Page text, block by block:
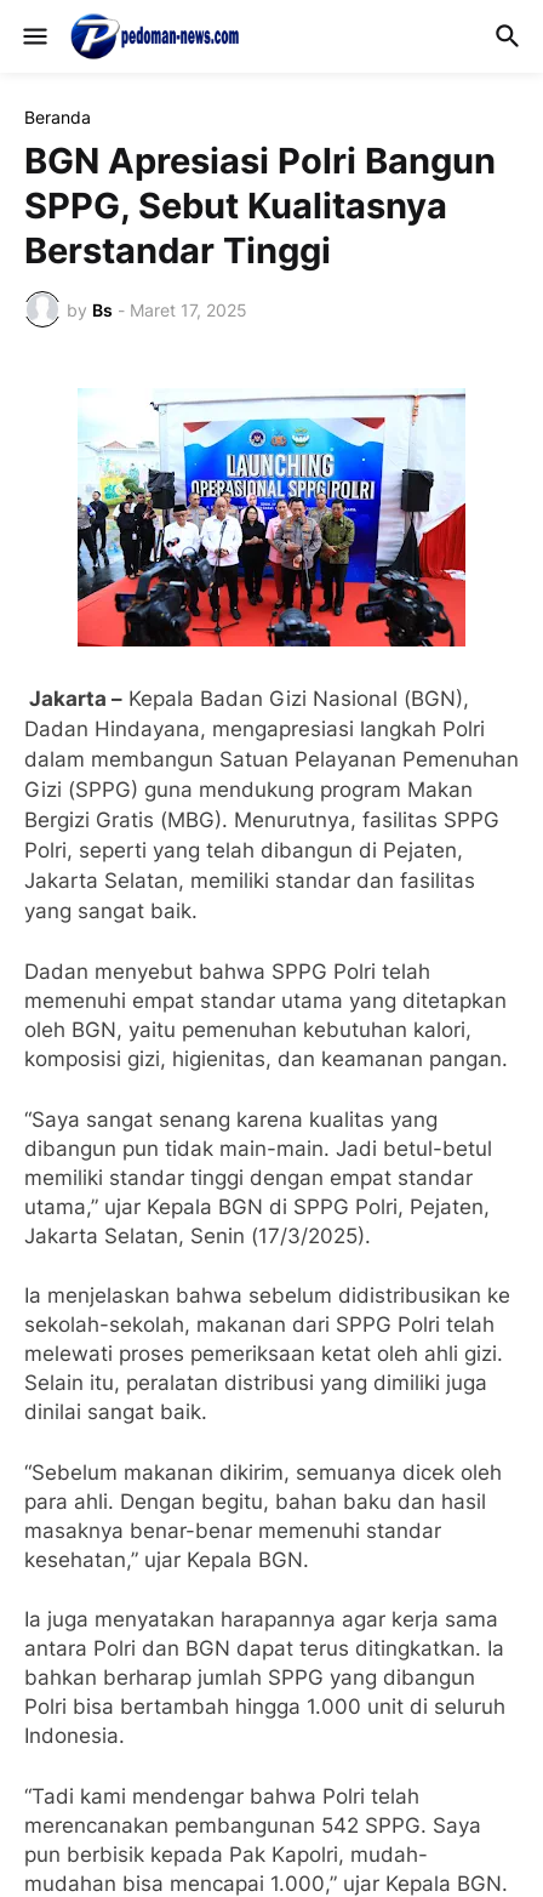
Beranda
BGN Apresiasi Polri Bangun
SPPG, Sebut Kualitasnya
Berstandar Tinggi
by Bs - Maret 17, 2025
Jakarta – Kepala Badan Gizi Nasional (BGN),
Dadan Hindayana, mengapresiasi langkah Polri
dalam membangun Satuan Pelayanan Pemenuhan
Gizi (SPPG) guna mendukung program Makan
Bergizi Gratis (MBG). Menurutnya, fasilitas SPPG
Polri, seperti yang telah dibangun di Pejaten,
Jakarta Selatan, memiliki standar dan fasilitas
yang sangat baik.
Dadan menyebut bahwa SPPG Polri telah
memenuhi empat standar utama yang ditetapkan
oleh BGN, yaitu pemenuhan kebutuhan kalori,
komposisi gizi, higienitas, dan keamanan pangan.
“Saya sangat senang karena kualitas yang
dibangun pun tidak main-main. Jadi betul-betul
memiliki standar tinggi dengan empat standar
utama,” ujar Kepala BGN di SPPG Polri, Pejaten,
Jakarta Selatan, Senin (17/3/2025).
Ia menjelaskan bahwa sebelum didistribusikan ke
sekolah-sekolah, makanan dari SPPG Polri telah
melewati proses pemeriksaan ketat oleh ahli gizi.
Selain itu, peralatan distribusi yang dimiliki juga
dinilai sangat baik.
“Sebelum makanan dikirim, semuanya dicek oleh
para ahli. Dengan begitu, bahan baku dan hasil
masaknya benar-benar memenuhi standar
kesehatan,” ujar Kepala BGN.
Ia juga menyatakan harapannya agar kerja sama
antara Polri dan BGN dapat terus ditingkatkan. Ia
bahkan berharap jumlah SPPG yang dibangun
Polri bisa bertambah hingga 1.000 unit di seluruh
Indonesia.
“Tadi kami mendengar bahwa Polri telah
merencanakan pembangunan 542 SPPG. Saya
pun berbisik kepada Pak Kapolri, mudah-
mudahan bisa mencapai 1.000,” ujar Kepala BGN.